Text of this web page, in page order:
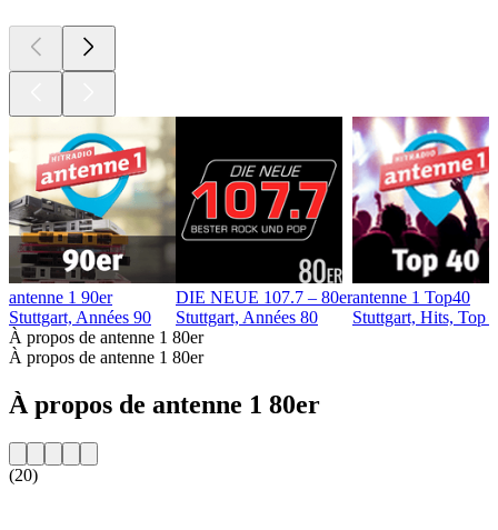
antenne 1 90er
Stuttgart, Années 90
DIE NEUE 107.7 – 80er
Stuttgart, Années 80
antenne 1 Top40
Stuttgart, Hits, Top
À propos de antenne 1 80er
À propos de antenne 1 80er
À propos de antenne 1 80er
(20)